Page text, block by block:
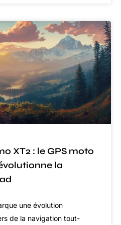
XT2 : le GPS moto
la
une évolution
de la navigation tout-